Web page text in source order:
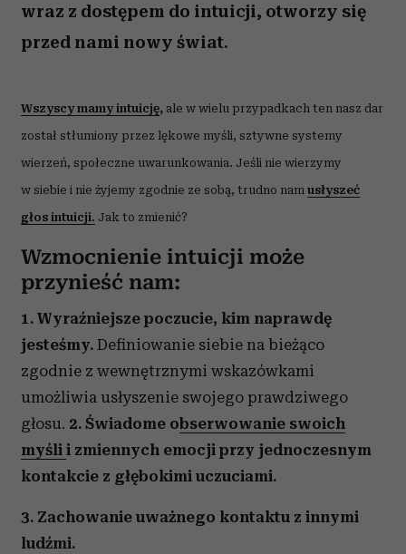
wraz z dostępem do intuicji, otworzy się
przed nami nowy świat.
Wszyscy mamy intuicję, ale w wielu przypadkach ten nasz dar
został stłumiony przez lękowe myśli, sztywne systemy
wierzeń, społeczne uwarunkowania. Jeśli nie wierzymy
w siebie i nie żyjemy zgodnie ze sobą, trudno nam usłyszeć
głos intuicji. Jak to zmienić?
Wzmocnienie intuicji może
przynieść nam:
1. Wyraźniejsze poczucie, kim naprawdę
jesteśmy. Definiowanie siebie na bieżąco
zgodnie z wewnętrznymi wskazówkami
umożliwia usłyszenie swojego prawdziwego
głosu. 2. Świadome obserwowanie swoich
myśli i zmiennych emocji przy jednoczesnym
kontakcie z głębokimi uczuciami.
3. Zachowanie uważnego kontaktu z innymi
ludźmi.